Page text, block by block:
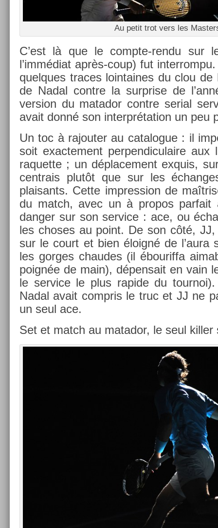
Au petit trot vers les
C’est là que le compte-rendu sur
l’immédiat après-coup) fut
quel­ques traces loin­taines du clou
de Nadal con­tre la sur­pr­ise de
vers­ion du matador con­tre seri­al
avait donné son in­terpréta­tion un peu
Un toc à rajout­er au cat­alogue : il
soit ex­ac­te­ment per­pen­diculaire aux
raquet­te ; un déplace­ment ex­quis,
centrais plutôt que sur les
plaisants. Cette im­press­ion de
du match, avec un à pro­pos par­fait
dang­er sur son ser­vice : ace, ou
les choses au point. De son côté,
sur le court et bien éloigné de l’aura
les gor­ges chaudes (il ébourif­fa
poignée de main), dépen­sait en vain
le ser­vice le plus rapide du
Nadal avait com­pris le truc et JJ ne
un seul ace.
Set et match au matador, le seul kill­er